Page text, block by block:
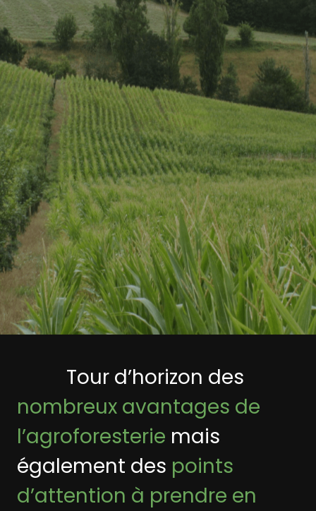
SE FORMER
RESSOURCES
Tour d’horizon des
nombreux avantages de
l’agroforesterie mais
également des points
d’attention à prendre en